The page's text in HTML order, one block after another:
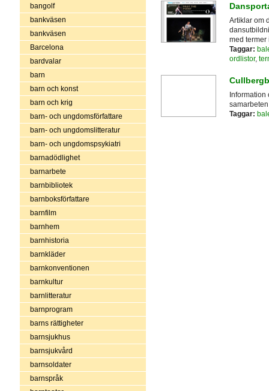
bangolf
bankväsen
bankväsen
Barcelona
bardvalar
barn
barn och konst
barn och krig
barn- och ungdomsförfattare
barn- och ungdomslitteratur
barn- och ungdomspsykiatri
barnadödlighet
barnarbete
barnbibliotek
barnboksförfattare
barnfilm
barnhem
barnhistoria
barnkläder
barnkonventionen
barnkultur
barnlitteratur
barnprogram
barns rättigheter
barnsjukhus
barnsjukvård
barnsoldater
barnspråk
Artiklar om
med termer
Taggar:
ordlistor,
Taggar: